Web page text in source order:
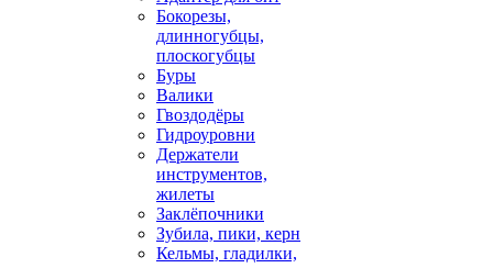
Бокорезы,
длинногубцы,
плоскогубцы
Буры
Валики
Гвоздодёры
Гидроуровни
Держатели
инструментов,
жилеты
Заклёпочники
Зубила, пики, керн
Кельмы, гладилки,